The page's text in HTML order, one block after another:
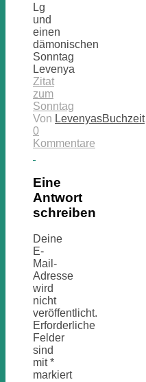
Lg
und
einen
dämonischen
Sonntag
Levenya
Zitat
zum
Sonntag
Von LevenyasBuchzeit
0
Kommentare
Eine
Antwort
schreiben
Deine
E-
Mail-
Adresse
wird
nicht
veröffentlicht.
Erforderliche
Felder
sind
mit*
markiert